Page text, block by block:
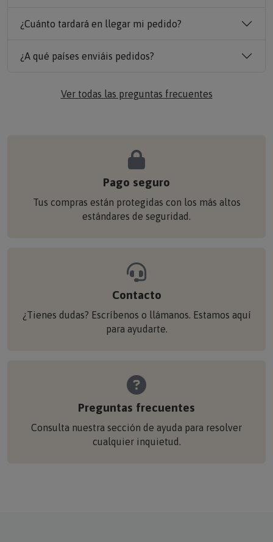
¿Cuánto tardará en llegar mi pedido?
¿A qué países enviáis pedidos?
Ver todas las preguntas frecuentes
Pago seguro
Tus compras están protegidas con los más altos
estándares de seguridad.
Contacto
¿Tienes dudas? Escríbenos o llámanos. Estamos aquí
para ayudarte.
Preguntas frecuentes
Consulta nuestra sección de ayuda para resolver
cualquier inquietud.